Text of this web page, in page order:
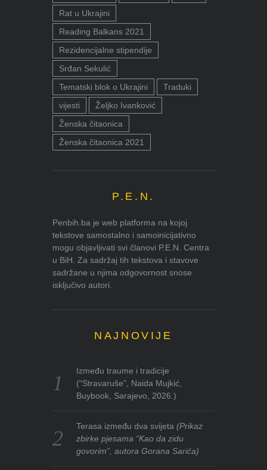
Rat u Ukrajini
Reading Balkans 2021
Rezidencijalne stipendije
Srđan Sekulić
Tematski blok o Ukrajini
Traduki
vijesti
Željko Ivanković
Ženska čitaonica
Ženska čitaonica 2021
P.E.N.
Penbih.ba je web platforma na kojoj
tekstove samostalno i samoinicijativno
mogu objavljivati svi članovi P.E.N. Centra
u BiH. Za sadržaj tih tekstova i stavove
sadržane u njima odgovornost snose
isključivo autori.
NAJNOVIJE
Između traume i tradicije
(“Stravaruše”, Naida Mujkić,
Buybook, Sarajevo, 2026.)
Terasa između dva svijeta(Prikaz
zbirke pjesama “Kao da zidu
govorim”, autora Gorana Sarića)